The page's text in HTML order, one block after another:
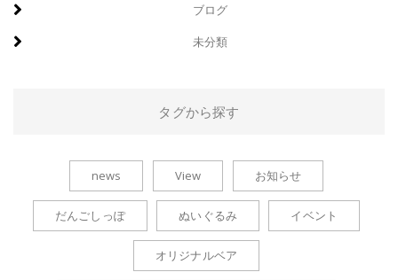
ブログ
未分類
タグから探す
news View お知らせ
だんごしっぽ ぬいぐるみ イベント
オリジナルベア